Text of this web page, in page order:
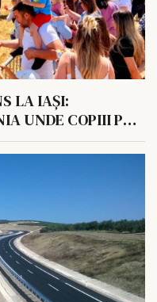
LA IAȘI:
UNDE COPIII POT